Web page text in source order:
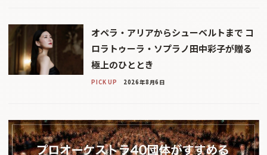
オペラ・アリアからシューベルトまで コ
ロラトゥーラ・ソプラノ田中彩子が贈る
極上のひととき
PICK UP 2026年8月6日